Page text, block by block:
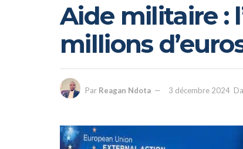
Aide militaire :
millions
Par Reagan Ndota 3 décembre 2024